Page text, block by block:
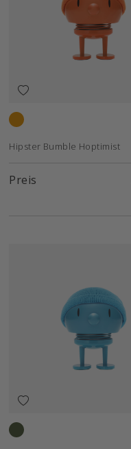
Hipster Bumble Hoptimist
Preis